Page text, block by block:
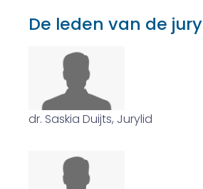
De leden van de jury
dr. Saskia Duijts, Jurylid